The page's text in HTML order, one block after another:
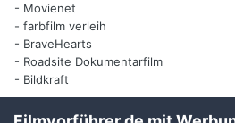
- Movienet
- farbfilm verleih
- BraveHearts
- Roadsite Dokumentarfilm
- Bildkraft
- ---
Bearbeitet10. Dezember 2015von